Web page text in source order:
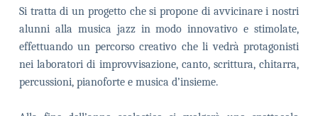
Si tratta di un progetto che si propone di avvicinare i nostri
alunni alla musica jazz in modo innovativo e stimolate,
effettuando un percorso creativo che li vedrà protagonisti
nei laboratori di improvvisazione, canto, scrittura, chitarra,
percussioni, pianoforte e musica d’insieme.